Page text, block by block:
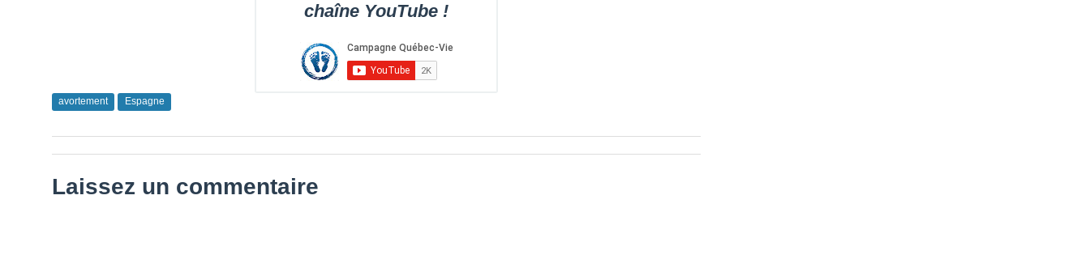
chaîne YouTube !
avortement Espagne
Laissez un commentaire